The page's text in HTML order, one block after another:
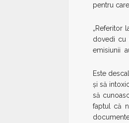
pentru
„Referitor
dovedi cu
emisiunii
Este
şi să
să
faptul că